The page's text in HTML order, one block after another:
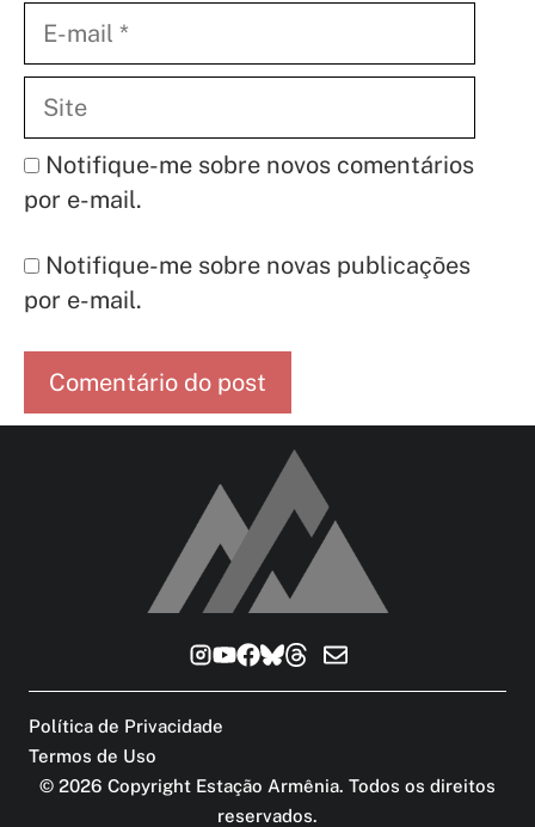
mail
Notifique-me sobre novos comentários
por e-mail.
Notifique-me sobre novas publicações
por e-mail.
© 2026 Copyright Estação Armênia. Todos os direitos
reservados.
Política de Privacidade
Termos de Uso